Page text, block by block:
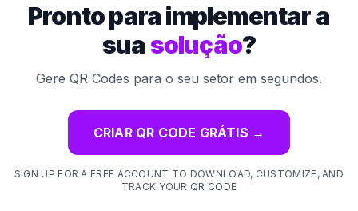
Pronto para implementar a
suasolução?
Gere QR Codes para o seu setor em segundos.
CRIAR QR CODE GRÁTIS →
SIGN UP FOR A FREE ACCOUNT TO DOWNLOAD, CUSTOMIZE, AND
TRACK YOUR QR CODE